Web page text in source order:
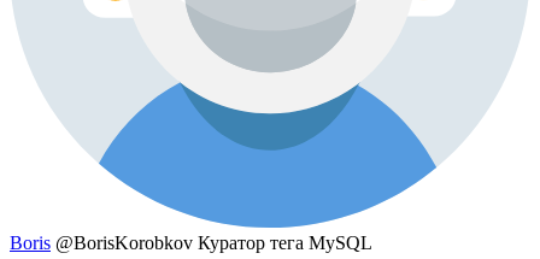
Boris @BorisKorobkov Куратор тега MySQL